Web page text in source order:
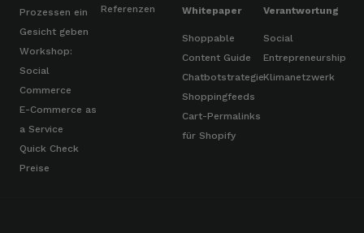
Prozessen ein
Gesicht geben
Workshop:
Social
Commerce
E-Commerce as
a Service
Quick Check
Preise
Referenzen
Whitepaper
Shoppable
Content Guide
Chatbotstrategie
Shoppingfeeds
Cart-Permalinks
für Shopify
Verantwortung
Social
Entrepreneurship
Klimanetzwerk